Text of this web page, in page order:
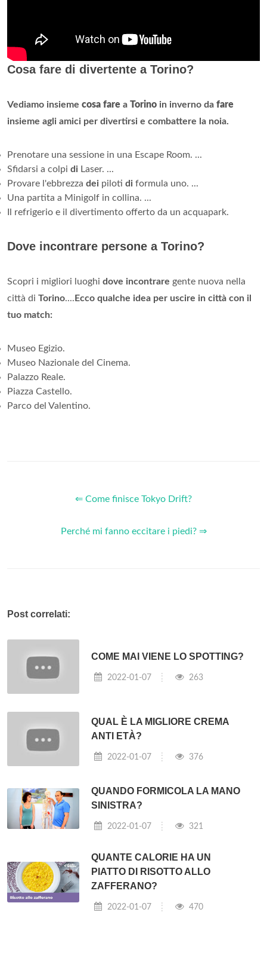
Cosa fare di divertente a Torino?
Vediamo insieme cosa fare a Torino in inverno da fare
insieme agli amici per divertirsi e combattere la noia.
Prenotare una sessione in una Escape Room. ...
Sfidarsi a colpi di Laser. ...
Provare l'ebbrezza dei piloti di formula uno. ...
Una partita a Minigolf in collina. ...
Il refrigerio e il divertimento offerto da un acquapark.
Dove incontrare persone a Torino?
Scopri i migliori luoghi dove incontrare gente nuova nella
città di Torino.... Ecco qualche idea per uscire in città con il
tuo match:
Museo Egizio.
Museo Nazionale del Cinema.
Palazzo Reale.
Piazza Castello.
Parco del Valentino.
⇐ Come finisce Tokyo Drift?
Perché mi fanno eccitare i piedi? ⇒
Post correlati:
COME MAI VIENE LO SPOTTING?
2022-01-07 263
QUAL È LA MIGLIORE CREMA
ANTI ETÀ?
2022-01-07 376
QUANDO FORMICOLA LA MANO
SINISTRA?
2022-01-07 321
QUANTE CALORIE HA UN
PIATTO DI RISOTTO ALLO
ZAFFERANO?
2022-01-07 470